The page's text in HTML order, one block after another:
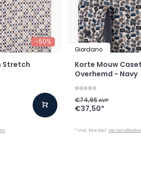
-50%
Stretch
Giordano
Korte Mouw
Overhemd - Navy
€74,95AVP
€37,50*
* Incl. btw Excl.